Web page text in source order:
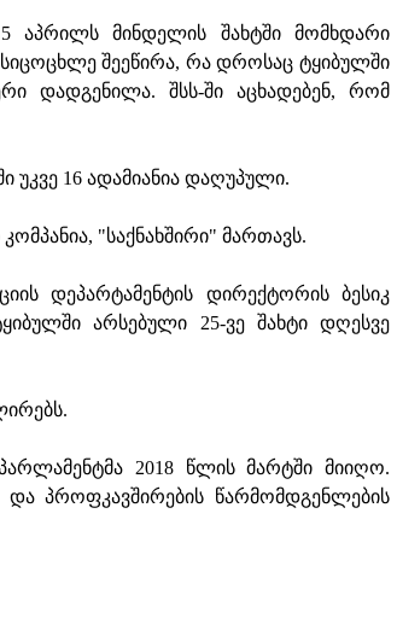
აპრილს მინდელის შახტში მომხდარი
სიცოცხლე შეეწირა, რა დროსაც ტყიბულში
დადგენილა. შსს-ში აცხადებენ, რომ
უკვე 16 ადამიანია დაღუპული.
"საქნახშირი" მართავს.
დეპარტამენტის დირექტორის ბესიკ
არსებული 25-ვე შახტი დღესვე
2018 წლის მარტში მიიღო.
და პროფკავშირების წარმომდგენლების